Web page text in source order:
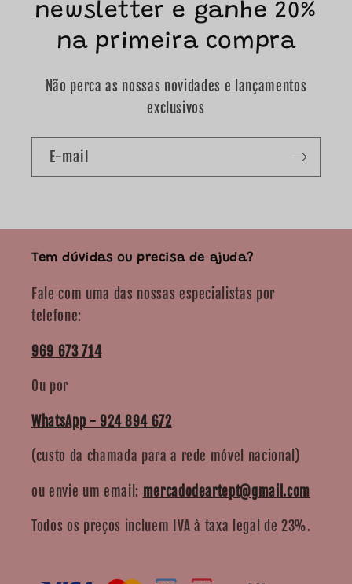
newsletter e ganhe 20%
na primeira compra
Não perca as nossas novidades e lançamentos
exclusivos
E-mail
Tem dúvidas ou precisa de ajuda?
Fale com uma das nossas especialistas por
telefone:
969 673 714
Ou por
WhatsApp - 924 894 672
(custo da chamada para a rede móvel nacional)
ou envie um email: mercadodeartept@gmail.com
Todos os preços incluem IVA à taxa legal de 23%.